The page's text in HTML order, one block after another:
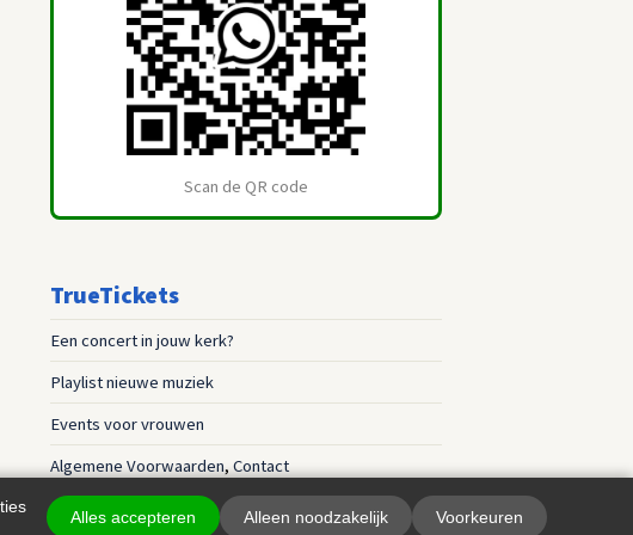
Scan de QR code
TrueTickets
Een concert in jouw kerk?
Playlist nieuwe muziek
Events voor vrouwen
Algemene Voorwaarden,Contact
Alles accepteren Alleen noodzakelijk Voorkeuren